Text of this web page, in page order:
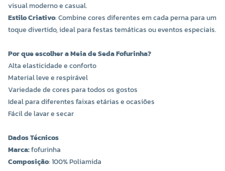
COR 0106
R$ 2,80 UNIDADE
- +
COR 0189
-
visual moderno e casual.
Estilo Criativo: Combine cores diferentes em cada perna para um
toque divertido, ideal para festas temáticas ou eventos especiais.
Por que escolher a Meia de Seda Fofurinha?
Alta elasticidade e conforto
Material leve e respirável
Variedade de cores para todos os gostos
Ideal para diferentes faixas etárias e ocasiões
Fácil de lavar e secar
Dados Técnicos
Marca:fofurinha
Composição: 100% Poliamida